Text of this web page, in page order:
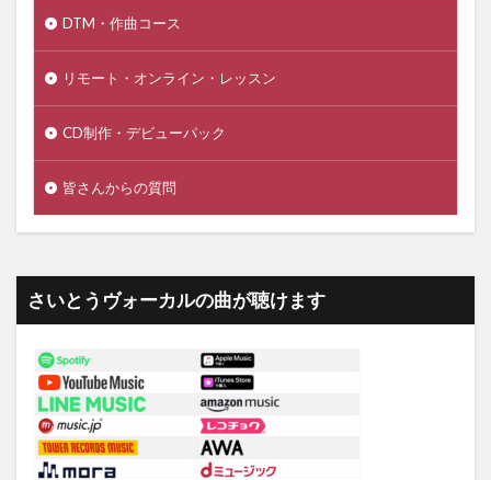
DTM・作曲コース
リモート・オンライン・レッスン
CD制作・デビューパック
皆さんからの質問
さいとうヴォーカルの曲が聴けます